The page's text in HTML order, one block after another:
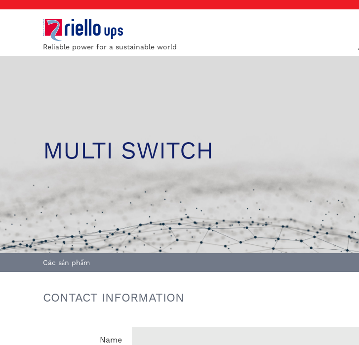
Reliable power for a sustainable world
MULTI SWITCH
Các sản phẩm
CONTACT INFORMATION
Name